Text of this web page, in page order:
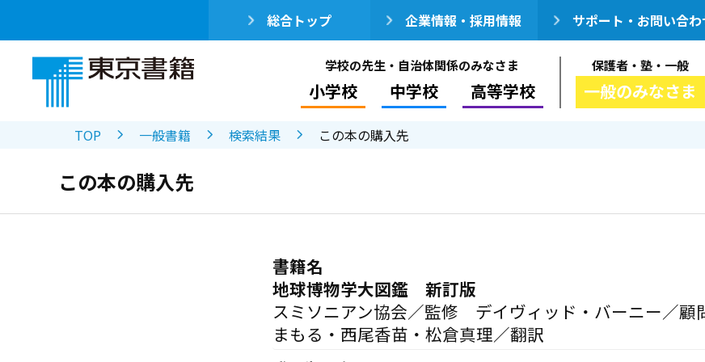
総合トップ 企業情報・採用情報 サポート・お問い合わ
学校の先生・自治体関係のみなさま
小学校 中学校 高等学校
保護者・塾・一般
一般のみなさま
TOP 一般書籍 検索結果 この本の購入先
この本の購入先
書籍名
地球博物学大図鑑 新訂版
スミソニアン協会／監修 デイヴィッド・バーニー／
まもる・西尾香苗・松倉真理／翻訳